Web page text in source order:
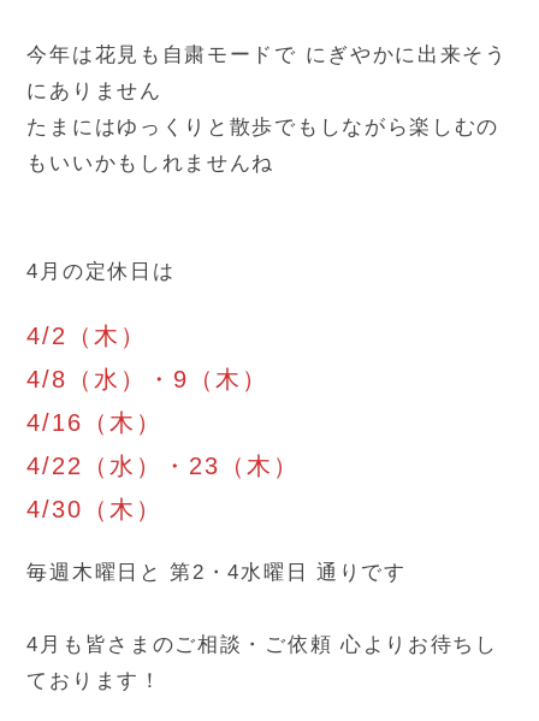
今年は花見も自粛モードで にぎやかに出来そう
にありません
たまにはゆっくりと散歩でもしながら楽しむの
もいいかもしれませんね
4月の定休日は
4/2（木）
4/8（水）・9（木）
4/16（木）
4/22（水）・23（木）
4/30（木）
毎週木曜日と 第2・4水曜日 通りです
4月も皆さまのご相談・ご依頼 心よりお待ちし
ております！